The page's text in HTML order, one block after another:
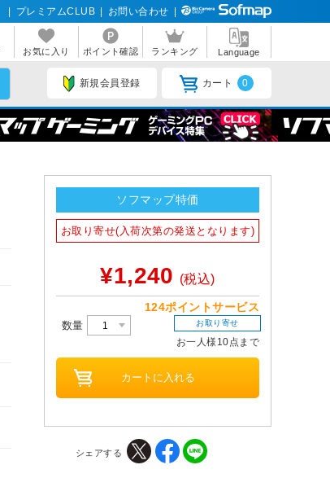
プレミアムCLUB お問い合わせ
お気に入り ポイント確認 ランキング Language
新規会員登録 カート 0
ソフマップ特価
お取り寄せ(入荷次第の発送となります)
¥1,240 (税込)
124ポイントサービス
数量 お取り寄せ
お一人様10点まで
シェアする